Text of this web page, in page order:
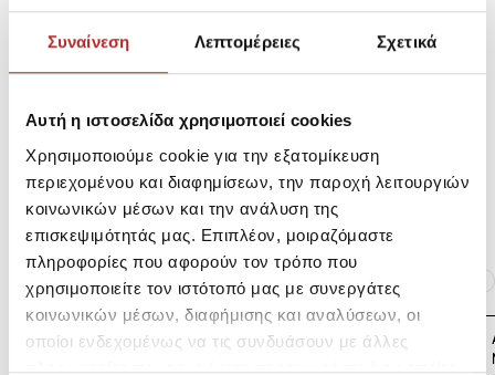
Συναίνεση Λεπτομέρειες Σχετικά
Αυτή η ιστοσελίδα χρησιμοποιεί cookies
Χρησιμοποιούμε cookie για την εξατομίκευση
περιεχομένου και διαφημίσεων, την παροχή λειτουργιών
κοινωνικών μέσων και την ανάλυση της
επισκεψιμότητάς μας. Επιπλέον, μοιραζόμαστε
πληροφορίες που αφορούν τον τρόπο που
χρησιμοποιείτε τον ιστότοπό μας με συνεργάτες
κοινωνικών μέσων, διαφήμισης και αναλύσεων, οι
οποίοι ενδεχομένως να τις συνδυάσουν με άλλες
πληροφορίες που τους έχετε παραχωρήσει ή τις οποίες
Αποστολές Προϊόντων
Επιστροφές Προϊόντων
Ίδια κατηγορία Ίδιο Brand
Ανδρική Κοντομάνικη